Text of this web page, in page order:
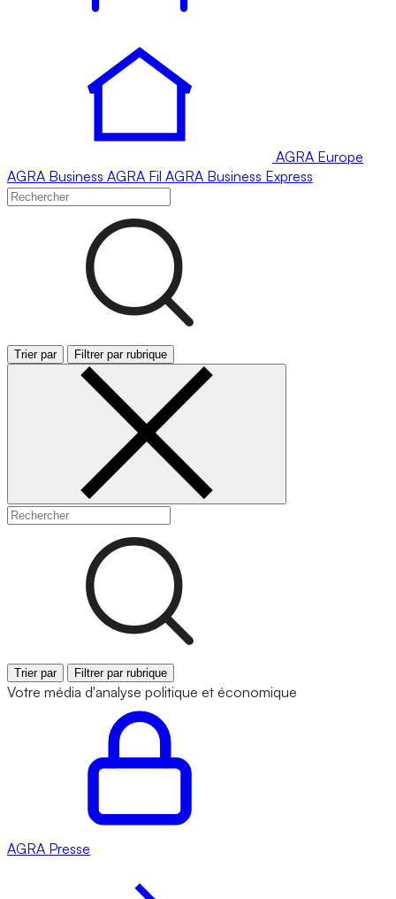
AGRA Europe
AGRA Business AGRA Fil AGRA Business Express
Trier par Filtrer par rubrique
Trier par Filtrer par rubrique
Votre média d'analyse politique et économique
AGRA Presse